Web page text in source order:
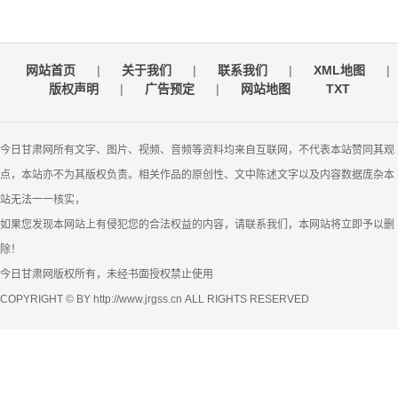
网站首页 | 关于我们 | 联系我们 | XML地图
|
版权声明
| 广告预定 | 网站地图 TXT
今日甘肃网所有文字、图片、视频、音频等资料均来自互联网，不代表本站赞同其观
点，本站亦不为其版权负责。相关作品的原创性、文中陈述文字以及内容数据庞杂本
站无法一一核实，
如果您发现本网站上有侵犯您的合法权益的内容，请联系我们，本网站将立即予以删
除！
今日甘肃网版权所有，未经书面授权禁止使用
COPYRIGHT © BY http://www.jrgss.cn ALL RIGHTS RESERVED